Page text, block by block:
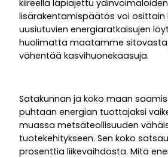
kiireellä läpiajettu ydinvoimaloiden
lisärakentamispäätös voi osittain
uusiutuvien energiaratkaisujen
huolimatta maatamme
vähentää kasvihuonekaasuja.
Satakunnan ja koko maan
puhtaan energian tuottajaksi
muassa metsäteollisuuden
tuotekehitykseen. Sen koko
prosenttia liikevaihdosta. Mitä